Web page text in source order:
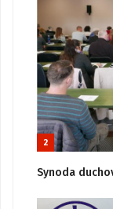
2
Synoda